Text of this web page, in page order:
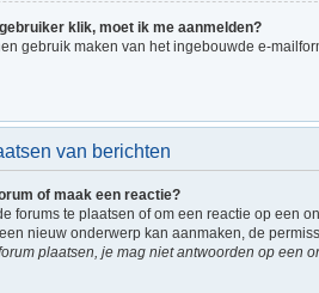
klik, moet ik me aanmelden?
gebruik maken van het ingebouwde e-
van berichten
of maak een reactie?
forums te plaatsen of om een reactie op een
nieuw onderwerp kan aanmaken, de
plaatsen, je mag niet antwoorden op een